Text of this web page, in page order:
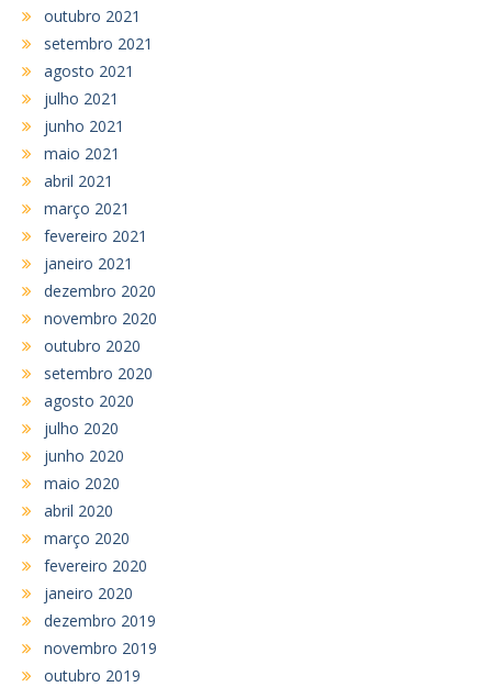
outubro 2021
setembro 2021
agosto 2021
julho 2021
junho 2021
maio 2021
abril 2021
março 2021
fevereiro 2021
janeiro 2021
dezembro 2020
novembro 2020
outubro 2020
setembro 2020
agosto 2020
julho 2020
junho 2020
maio 2020
abril 2020
março 2020
fevereiro 2020
janeiro 2020
dezembro 2019
novembro 2019
outubro 2019